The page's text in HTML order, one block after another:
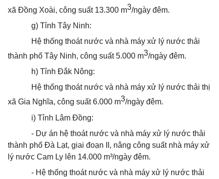
xã Đồng Xoài, công suất 13.300 m3/ngày đêm.
g) Tỉnh Tây Ninh:
Hệ thống thoátnước và nhà máy xử lý nước thải
thành phố Tây Ninh, công suất 5.000 m3/ngày đêm.
h) Tỉnh Đắk Nông:
Hệ thống thoátnước và nhà máy xử lý nước thải thị
xã Gia Nghĩa, công suất 6.000 m3/ngày đêm.
i) Tỉnh Lâm Đồng:
- Dự án hệ thoátnước và nhà máy xử lý nước thải
thành phố Đà Lạt, giai đoạn II, nâng công suất nhà máy xử
lý nước Cam Ly lên 14.000 m³/ngày đêm.
- Hệ thống thoátnước và nhà máy xử lý nước thải